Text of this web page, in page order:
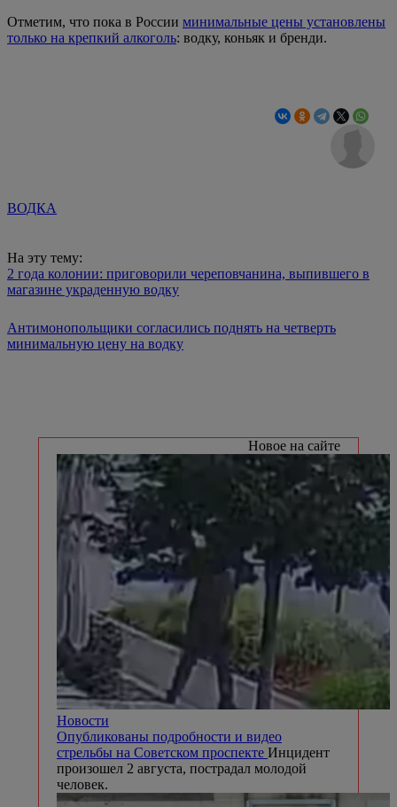
Отметим, что пока в России минимальные цены установлены
только на крепкий алкоголь: водку, коньяк и бренди.
ВОДКА
На эту тему:
2 года колонии: приговорили череповчанина, выпившего в
магазине украденную водку
Антимонопольщики согласились поднять на четверть
минимальную цену на водку
Новое на сайте
Новости
Опубликованы подробности и видео
стрельбы на Советском проспекте Инцидент
произошел 2 августа, пострадал молодой
человек.